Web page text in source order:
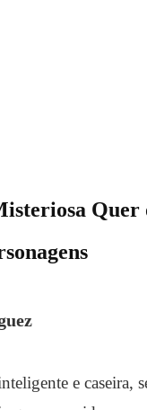
Quer
e caseira,